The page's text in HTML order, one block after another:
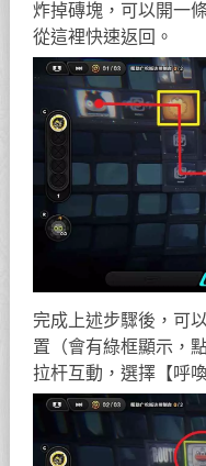
炸掉磚塊，可以開一
從這裡快速返回。
完成上述步驟後，可
置（會有綠框顯示，
拉杆互動，選擇【呼